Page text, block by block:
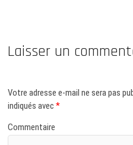
Laisser un
Votre adresse e-mail ne sera pas
indiqués avec*
Commentaire